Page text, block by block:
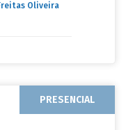
Oliveira
PRESENCIAL